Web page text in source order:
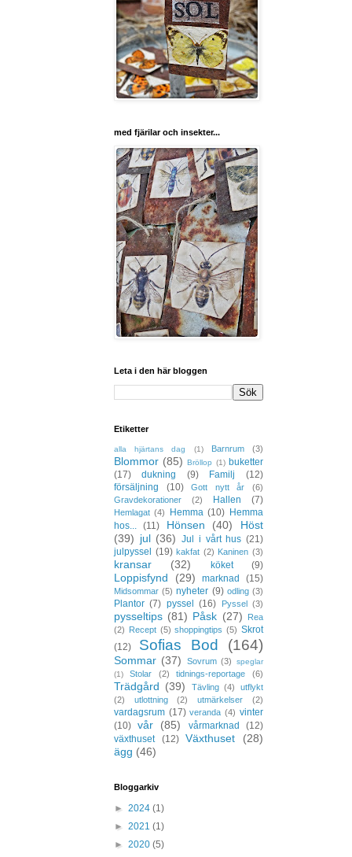
med fjärilar och insekter...
Leta i den här bloggen
Etiketter
alla hjärtans dag (1) Barnrum (3)
Blommor (85) Bröllop (1) buketter
(17)
dukning (9) Familj
(12)
försäljning
(10) Gott nytt år
(6)
Gravdekorationer
(2) Hallen (7)
Hemlagat (4) Hemma (10) Hemma
hos...
(11) Hönsen (40)
Höst
(39) jul (36) Jul i vårt hus (21)
julpyssel
(19) kakfat (2) Kaninen (3)
kransar (32) köket (9)
Loppisfynd (29) marknad (15)
Midsommar (5) nyheter (9) odling (3)
Plantor (7) pyssel (16) Pyssel (3)
pysseltips (81) Påsk (27)
Rea
(2) Recept (5) shoppingtips (5) Skrot
(12)
Sofias Bod (164)
Sommar (37) Sovrum (3)
speglar
(1)
Stolar (2) tidnings-reportage (6)
Trädgård (39) Tävling (4)
utflykt
(2)
utlottning (2) utmärkelser (2)
vardagsrum (17) veranda (4) vinter
(10) vår (85) vårmarknad
(12)
växthuset
(12) Växthuset
(28)
ägg (46)
Bloggarkiv
► 2024 (1)
► 2021 (1)
► 2020 (5)